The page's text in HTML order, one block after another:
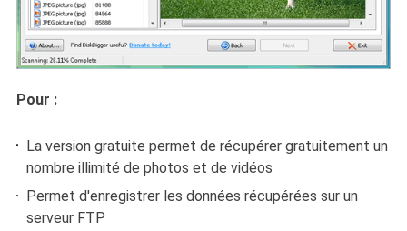
Pour :
La version gratuite permet de récupérer gratuitement un
nombre illimité de photos et de vidéos
Permet d'enregistrer les données récupérées sur un
serveur FTP